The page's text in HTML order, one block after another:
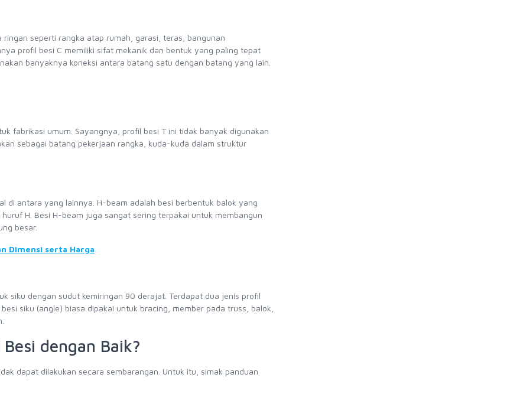
seperti rangka atap rumah, garasi, teras, bangunan
profil besi C memiliki sifat mekanik dan bentuk yang paling tepat
banyaknya koneksi antara batang satu dengan batang yang lain.
fabrikasi umum. Sayangnya, profil besi T ini tidak banyak digunakan
sebagai batang pekerjaan rangka, kuda-kuda dalam struktur
di antara yang lainnya. H-beam adalah besi berbentuk balok yang
H. Besi H-beam juga sangat sering terpakai untuk membangun
besar.
Dimensi serta Harga
siku dengan sudut kemiringan 90 derajat. Terdapat dua jenis profil
siku (angle) biasa dipakai untuk bracing, member pada truss, balok,
dengan Baik?
dapat dilakukan secara sembarangan. Untuk itu, simak panduan